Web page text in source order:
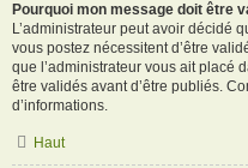
Pourquoi mon message doit être
L’administrateur peut avoir décidé
vous postez nécessitent d’être
que l’administrateur vous ait placé
être validés avant d’être publiés.
d’informations.
Haut